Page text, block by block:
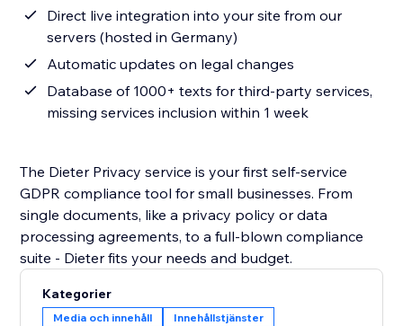
Direct live integration into your site from our
servers (hosted in Germany)
Automatic updates on legal changes
Database of 1000+ texts for third-party services,
missing services inclusion within 1 week
The Dieter Privacy service is your first self-service
GDPR compliance tool for small businesses. From
single documents, like a privacy policy or data
processing agreements, to a full-blown compliance
suite - Dieter fits your needs and budget.
Kategorier
Media och innehåll Innehållstjänster